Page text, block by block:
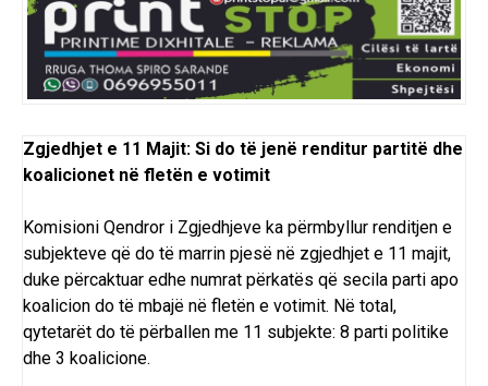
Zgjedhjet e 11 Majit: Si do të jenë renditur partitë dhe
koalicionet në fletën e votimit
Komisioni Qendror i Zgjedhjeve ka përmbyllur renditjen e
subjekteve që do të marrin pjesë në zgjedhjet e 11 majit,
duke përcaktuar edhe numrat përkatës që secila parti apo
koalicion do të mbajë në fletën e votimit. Në total,
qytetarët do të përballen me 11 subjekte: 8 parti politike
dhe 3 koalicione.